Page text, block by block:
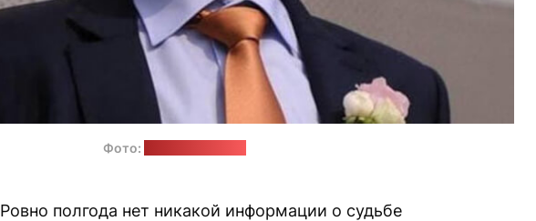
Фото:
Ровно полгода нет никакой информации о судьбе